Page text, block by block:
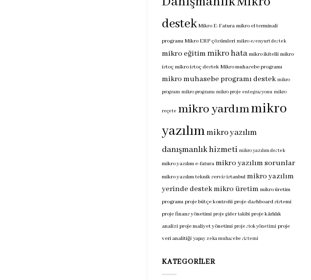
destek Mikro E-Fatura mikro el terminali
programı Mikro ERP çözümleri mikro esenyurt destek
mikro eğitimmikro hata mikro ikitelli mikro
istoç mikro istoç destek Mikro muhasebe programı
mikro muhasebe programı destek mikro
program mikro programı mikro proje entegrasyonu mikro
reçete mikro yardımmikro
yazılımmikro yazılım
danışmanlık hizmeti mikro yazılım destek
mikro yazılım e-fatura mikro yazılım sorunlar
mikro yazılım teknik servis istanbul mikro yazılım
yerinde destekmikro üretim mikro üretim
programı proje bütçe kontrolü proje dashboard sistemi
proje finans yönetimi proje gider takibi proje kârlılık
analizi proje maliyet yönetimi proje stok yönetimi proje
veri analitiği yapay zeka muhasebe sistemi
KATEGORILER